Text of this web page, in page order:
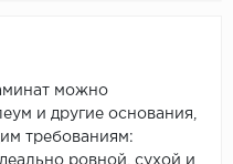
можно
и другие основания,
требованиям:
ровной, сухой и